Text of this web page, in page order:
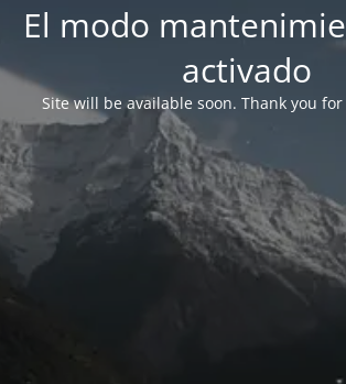
El modo
activado
Site will be available soon. Thank you